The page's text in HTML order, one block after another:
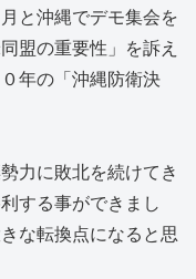
と沖縄でデモ集会を
盟の重要性」を訴え
年の「沖縄防衛決
力に敗北を続けてき
する事ができまし
な転換点になると思